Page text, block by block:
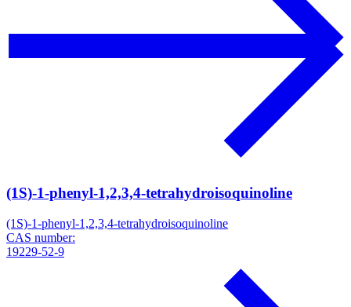
(1S)-1-phenyl-1,2,3,4-tetrahydroisoquinoline
(1S)-1-phenyl-1,2,3,4-tetrahydroisoquinoline
CAS number:
19229-52-9